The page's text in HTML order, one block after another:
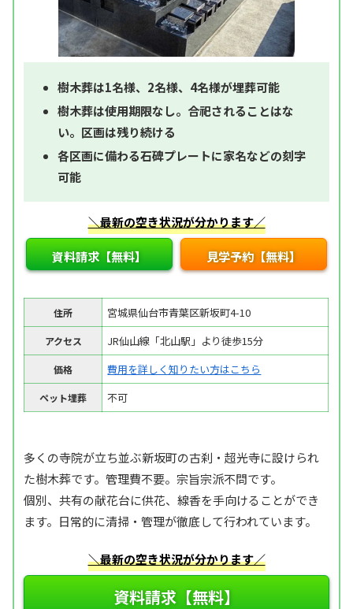
樹木葬は1名様、2名様、4名様が埋葬可能
樹木葬は使用期限なし。合祀されることはな
い。区画は残り続ける
各区画に備わる石碑プレートに家名などの刻字
可能
＼最新の空き状況が分かります／
資料請求【無料】 見学予約【無料】
住所 宮城県仙台市青葉区新坂町4-10
アクセス JR仙山線「北山駅」より徒歩15分
価格 費用を詳しく知りたい方はこちら
ペット埋葬 不可
多くの寺院が立ち並ぶ新坂町の古刹・超光寺に設けられ
た樹木葬です。管理費不要。宗旨宗派不問です。
個別、共有の献花台に供花、線香を手向けることができ
ます。日常的に清掃・管理が徹底して行われています。
＼最新の空き状況が分かります／
資料請求【無料】